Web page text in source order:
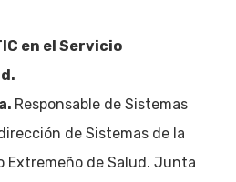
en el Servicio
Responsable de Sistemas
de Sistemas de la
Extremeño de Salud. Junta